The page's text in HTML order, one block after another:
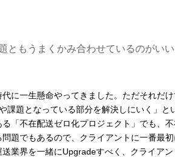
ともうまくかみ合わせているのがい
に一生懸命やってきました。ただそれだ
課題となっている部分を解決しにいく」と
「不在配送ゼロ化プロジェクト」でも、
題でもあるので、クライアントに一番最初
業界を一緒にUpgradeすべく、クライアン